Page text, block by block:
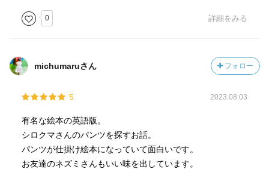
0 詳細をみる
michumaruさん フォロー
5 2023.08.03
有名な絵本の英語版。
シロクマさんのパンツを探すお話。
パンツが仕掛け絵本になっていて面白いです。
お友達のネズミさんもいい味を出しています。